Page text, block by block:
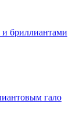
и бриллиантами
гало